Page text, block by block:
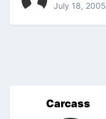
July 18, 2005
Carcass